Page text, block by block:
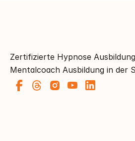
Zertifizierte Hypnose
Mentalcoach Ausbildung in der